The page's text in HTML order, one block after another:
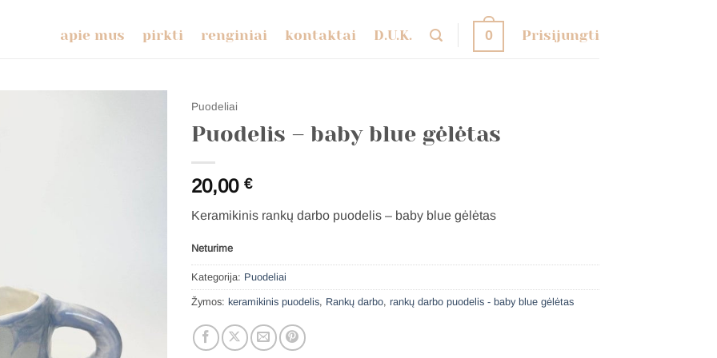
apie mus pirkti renginiai kontaktai D.U.K. 0 Prisijungti
Puodeliai
Puodelis – baby blue gėlėtas
20,00 €
Keramikinis rankų darbo puodelis – baby blue gėlėtas
Neturime
Kategorija: Puodeliai
Žymos: keramikinis puodelis, Rankų darbo, rankų darbo puodelis - baby blue gėlėtas